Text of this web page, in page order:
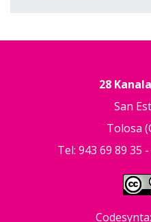
28
San
Tolosa
Tel: 943 69 89 35 -